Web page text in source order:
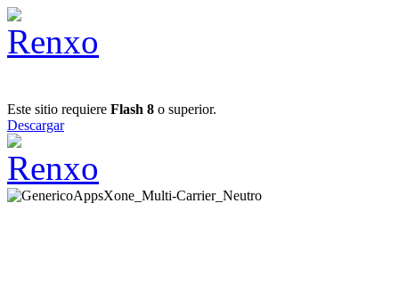
Este sitio requiere Flash 8 o superior.
Descargar